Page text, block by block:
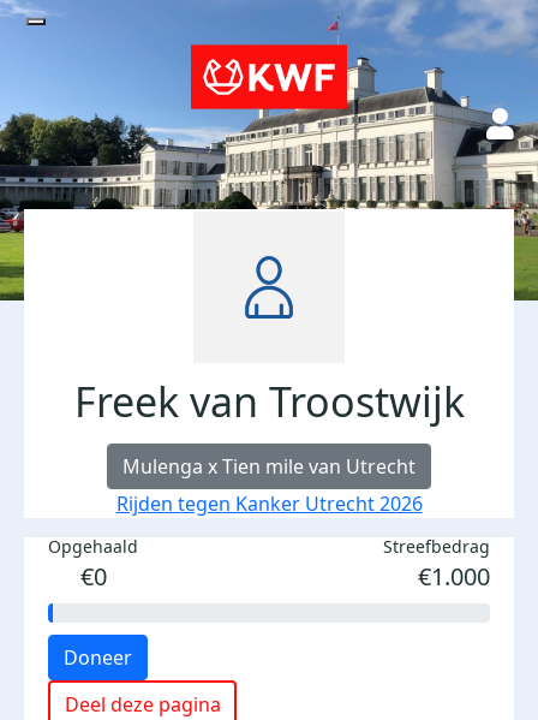
Freek van Troostwijk
Mulenga x Tien mile van Utrecht
Rijden tegen Kanker Utrecht 2026
Opgehaald
€0
Streefbedrag
€1.000
Doneer
Deel deze pagina